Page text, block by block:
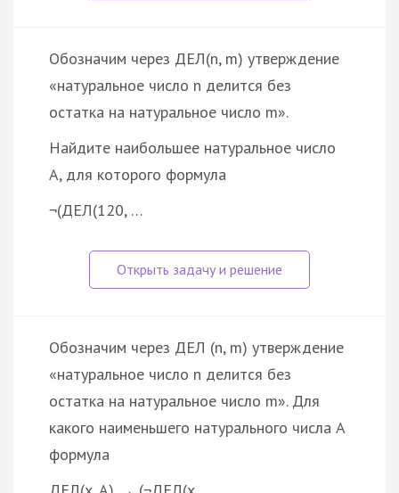
Обозначим через ДЕЛ(n, m) утверждение
«натуральное число n делится без
остатка на натуральное число m».
Найдите наибольшее натуральное число
A, для которого формула
¬(ДЕЛ(120, …
Обозначим через ДЕЛ (n, m) утверждение
«натуральное число n делится без
остатка на натуральное число m». Для
какого наименьшего натурального числа A
формула